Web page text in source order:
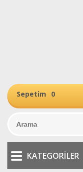
Sepetim 0
KATEGORILER